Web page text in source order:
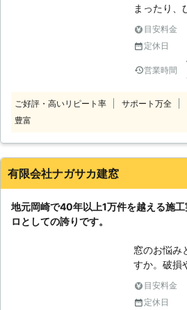
まったり、
そのため
見舞われる
あるのです
まったとき
ラス本体
となりま
や修理費用
す。 一般
かりやすい
いただきま
ブルでお困
談ください
目安料金
定休日
営業時間
ご好評・高いリピート率 サポート万全
豊富
有限会社ナガサカ建窓
地元岡崎で40年以上1万件を越える施
ロとしての誇りです。
窓のお悩み
すか。破損
の侵入な
理・交換は
目安料金
定休日